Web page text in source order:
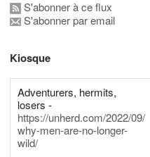
S'abonner à ce flux
S'abonner par email
Kiosque
Adventurers, hermits,
losers -
https://unherd.com/2022/09/
why-men-are-no-longer-
wild/